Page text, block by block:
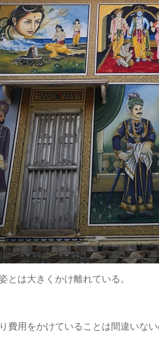
とは大きくかけ離れている。
費用をかけていることは間違いな